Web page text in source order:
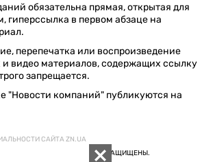
обязательна прямая, открытая для
гиперссылка в первом абзаце на
перепечатка или воспроизведение
видео материалов, содержащих ссылку
запрещается.
"Новости компаний" публикуются на
САЙТА ZN.UA
НЕДЕЛИ. УКРАИНА». ВСЕ ПРАВА ЗАЩИЩЕНЫ.